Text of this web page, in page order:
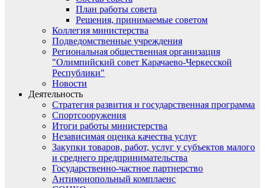
План работы совета
Решения, принимаемые советом
Коллегия министерства
Подведомственные учреждения
Региональная общественная организация
"Олимпийский совет Карачаево-Черкесской
Республики"
Новости
Деятельность
Стратегия развития и государственная программа
Спортсооружения
Итоги работы министерства
Независимая оценка качества услуг
Закупки товаров, работ, услуг у субъектов малого
и среднего предпринимательства
Государственно-частное партнерство
Антимонопольный комплаенс